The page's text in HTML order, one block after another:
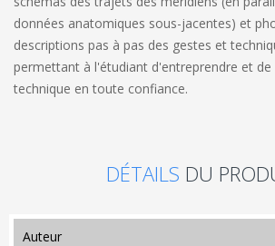
données anatomiques sous-jacentes) et
descriptions pas à pas des gestes et
permettant à l'étudiant d'entreprendre et
technique en toute confiance.
DÉTAILS DU
auteur